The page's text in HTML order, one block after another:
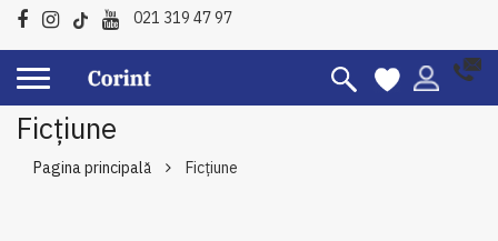
021 319 47 97
Ficțiune
Pagina principală Ficțiune